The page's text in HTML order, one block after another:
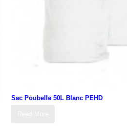
Sac Poubelle 50L Blanc PEHD